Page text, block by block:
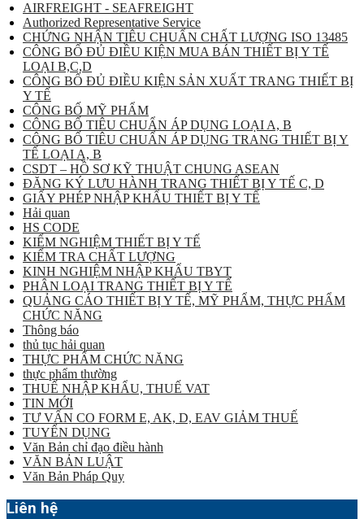
AIRFREIGHT - SEAFREIGHT
Authorized Representative Service
CHỨNG NHẬN TIÊU CHUẨN CHẤT LƯỢNG ISO 13485
CÔNG BỐ ĐỦ ĐIỀU KIỆN MUA BÁN THIẾT BỊ Y TẾ
LOẠI B,C,D
CÔNG BỐ ĐỦ ĐIỀU KIỆN SẢN XUẤT TRANG THIẾT BỊ
Y TẾ
CÔNG BỐ MỸ PHẨM
CÔNG BỐ TIÊU CHUẨN ÁP DỤNG LOẠI A, B
CÔNG BỐ TIÊU CHUẨN ÁP DỤNG TRANG THIẾT BỊ Y
TẾ LOẠI A, B
CSDT – HỒ SƠ KỸ THUẬT CHUNG ASEAN
ĐĂNG KÝ LƯU HÀNH TRANG THIẾT BỊ Y TẾ C, D
GIẤY PHÉP NHẬP KHẨU THIẾT BỊ Y TẾ
Hải quan
HS CODE
KIỂM NGHIỆM THIẾT BỊ Y TẾ
KIỂM TRA CHẤT LƯỢNG
KINH NGHIỆM NHẬP KHẨU TBYT
PHÂN LOẠI TRANG THIẾT BỊ Y TẾ
QUẢNG CÁO THIẾT BỊ Y TẾ, MỸ PHẨM, THỰC PHẨM
CHỨC NĂNG
Thông báo
thủ tục hải quan
THỰC PHẨM CHỨC NĂNG
thực phẩm thường
THUẾ NHẬP KHẨU, THUẾ VAT
TIN MỚI
TƯ VẤN CO FORM E, AK, D, EAV GIẢM THUẾ
TUYỂN DỤNG
Văn Bản chỉ đạo điều hành
VĂN BẢN LUẬT
Văn Bản Pháp Quy
Liên hệ